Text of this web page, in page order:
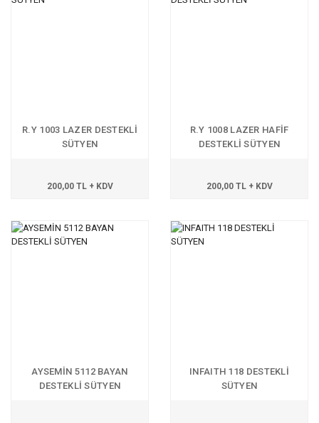
R.Y 1003 LAZER DESTEKLİ
SÜTYEN
200,00 TL + KDV
R.Y 1008 LAZER HAFİF
DESTEKLİ SÜTYEN
200,00 TL + KDV
AYSEMİN 5112 BAYAN
DESTEKLİ SÜTYEN
INFAITH 118 DESTEKLİ
SÜTYEN